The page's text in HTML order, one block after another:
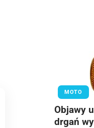
MOTO
Objawy
drgań